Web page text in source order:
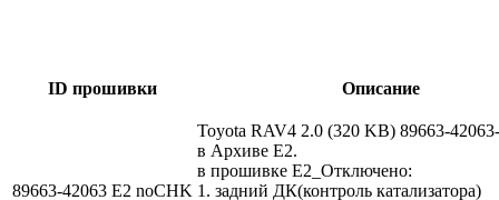
ID прошивки Описание
89663-42063 E2 noCHK
Toyota RAV4 2.0 (320 KB) 89663-42063-
в Архиве Е2.
в прошивке E2_Отключено:
1. задний ДК(контроль катализатора)